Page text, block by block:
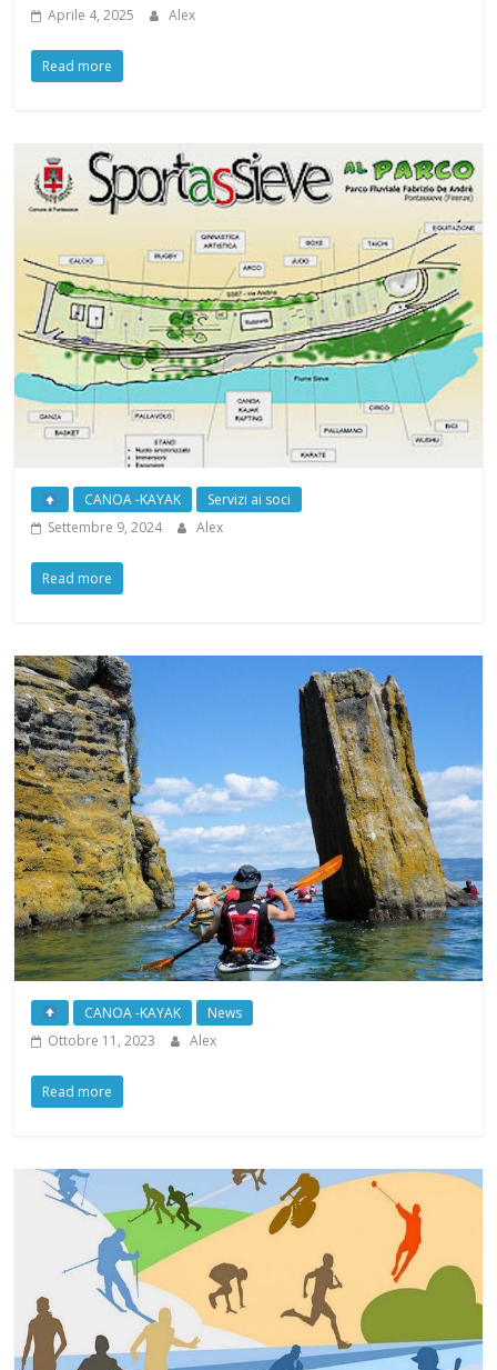
Aprile 4, 2025 Alex
Read more
CANOA -KAYAK
Servizi ai soci
Settembre 9, 2024
Alex
Read more
CANOA -KAYAK
News
Ottobre 11, 2023
Alex
Read more